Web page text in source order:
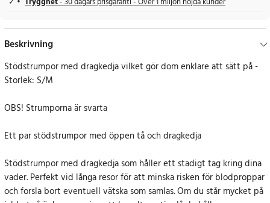
Trygghet- 30 dagars prisgaranti - Över 1 miljon nöjda kunder
Beskrivning
Stödstrumpor med dragkedja vilket gör dom enklare att sätt på -
Storlek: S/M
OBS! Strumporna är svarta
Ett par stödstrumpor med öppen tå och dragkedja
Stödstrumpor med dragkedja som håller ett stadigt tag kring dina
vader. Perfekt vid långa resor för att minska risken för blodproppar
och forsla bort eventuell vätska som samlas. Om du står mycket på